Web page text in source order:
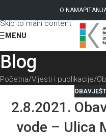
Skip to navigation
Skip to main content
O NAMA
MENU
Blog
Početna Vijesti i publikacije
2.8.2021.
vode – Ulica